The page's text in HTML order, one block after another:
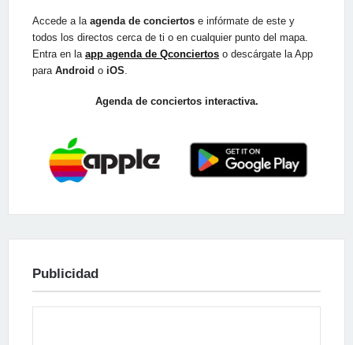
Accede a la agenda de conciertos e infórmate de este y
todos los directos cerca de ti o en cualquier punto del mapa.
Entra en la app agenda de Qconciertos o descárgate la App
para Android o iOS
Agenda de conciertos interactiva.
Publicidad